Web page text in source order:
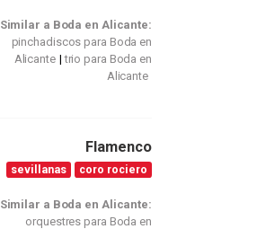
Similar a Boda en Alicante:
pinchadiscos para Boda en
Alicante
trio para Boda en
Alicante
Flamenco
sevillanas coro rociero
Similar a Boda en Alicante:
orquestres para Boda en